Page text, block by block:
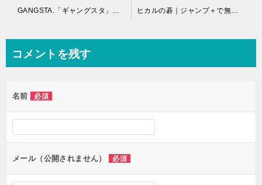
ビ
ー
シ
ョ
ン
コメントを残す
名前 必須
メール（公開されません） 必須